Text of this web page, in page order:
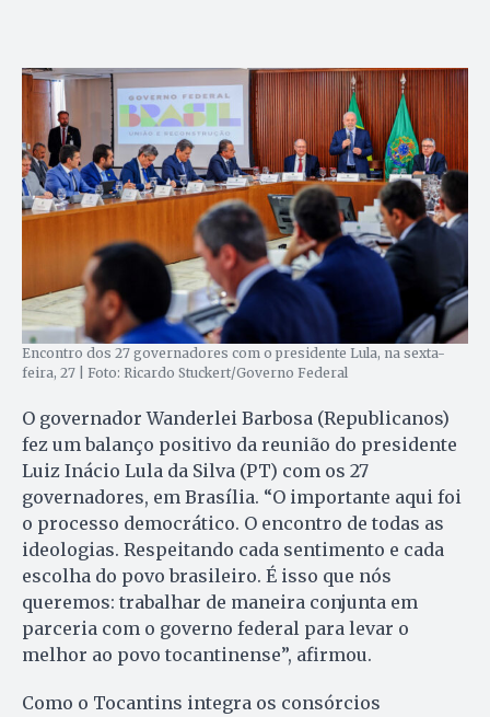
Encontro dos 27 governadores com o presidente Lula, na sexta-
feira, 27 | Foto: Ricardo Stuckert/Governo Federal
O governador Wanderlei Barbosa (Republicanos)
fez um balanço positivo da reunião do presidente
Luiz Inácio Lula da Silva (PT) com os 27
governadores, em Brasília. “O importante aqui foi
o processo democrático. O encontro de todas as
ideologias. Respeitando cada sentimento e cada
escolha do povo brasileiro. É isso que nós
queremos: trabalhar de maneira conjunta em
parceria com o governo federal para levar o
melhor ao povo tocantinense”, afirmou.
Como o Tocantins integra os consórcios